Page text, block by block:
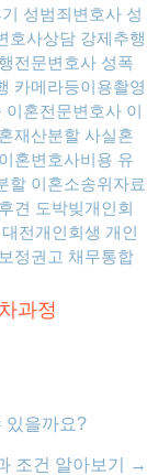
성범죄변호사 성
호사상담 강제추행
전문변호사 성폭
카메라등이용촬영
이혼전문변호사 이
재산분할 사실혼
이혼변호사비용 유
할 이혼소송위자료
견 도박빚개인회
대전개인회생 개인
정권고 채무통합
과정
있을까요?
조건 알아보기 →